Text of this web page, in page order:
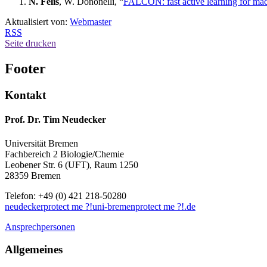
Aktualisiert von: Webmaster
RSS
Seite drucken
Footer
Kontakt
Prof. Dr. Tim Neudecker
Universität Bremen
Fachbereich 2 Biologie/Chemie
Leobener Str. 6 (UFT), Raum 1250
28359 Bremen
Telefon: +49 (0) 421 218-50280
neudeckerprotect me ?!uni-bremenprotect me ?!.de
Ansprechpersonen
Allgemeines